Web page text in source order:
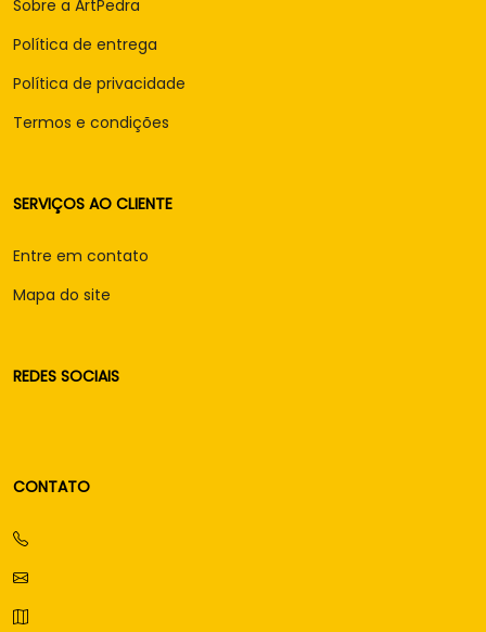
Sobre a ArtPedra
Política de entrega
Política de privacidade
Termos e condições
SERVIÇOS AO CLIENTE
Entre em contato
Mapa do site
REDES SOCIAIS
CONTATO